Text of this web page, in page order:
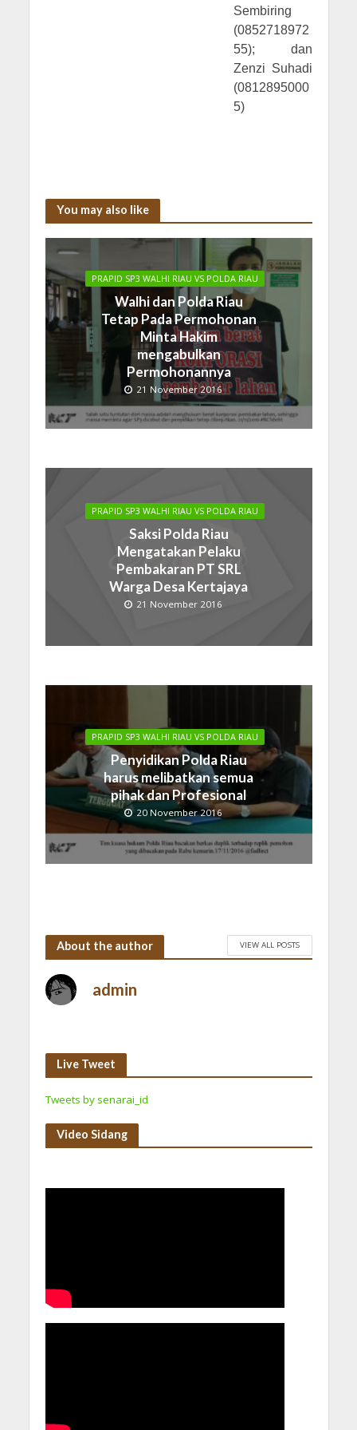
Sembiring
(0852718972
55); dan
Zenzi Suhadi
(0812895000
5)
You may also like
PRAPID SP3 WALHI RIAU VS POLDA RIAU
Walhi dan Polda Riau
Tetap Pada Permohonan
Minta Hakim
mengabulkan
Permohonannya
21 November 2016
PRAPID SP3 WALHI RIAU VS POLDA RIAU
Saksi Polda Riau
Mengatakan Pelaku
Pembakaran PT SRL
Warga Desa Kertajaya
21 November 2016
PRAPID SP3 WALHI RIAU VS POLDA RIAU
Penyidikan Polda Riau
harus melibatkan semua
pihak dan Profesional
20 November 2016
About the author VIEW ALL POSTS
admin
Live Tweet
Tweets by senarai_id
Video Sidang